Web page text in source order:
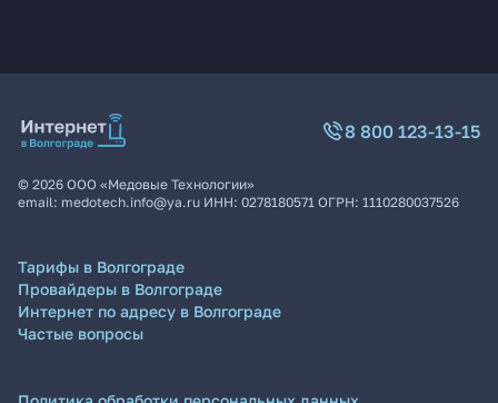
8 800 123-13-15
© 2026 ООО «Медовые Технологии»
email: medotech.info@ya.ru ИНН: 0278180571 ОГРН: 1110280037526
Тарифы в Волгограде
Провайдеры в Волгограде
Интернет по адресу в Волгограде
Частые вопросы